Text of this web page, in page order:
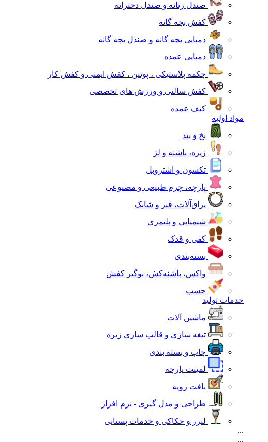
صندل زنانه و صندل دخترانه
کفش بچه گانه
دمپایی بچه گانه و صندل بچه گانه
دمپایی عمده
چکمه پلاستیکی ، پوتین ، کفش ایمنی و کفش کار
کفش سالنی و ورزش های تخصصی
کیف عمده
مواد اولیه
نخ و بند
زیره، پاشنه و لژ
تکسون و اشتروبل
پارچه، چرم طبیعی و مصنوعی
یراق‌آلات، فنر و شانک
شیمیایی و پلیمری
کفی و قدک
بسته‌بندی
واکس، پاشنه‌کش، بوگیر کفش
چسب
خدمات تولید
ماشین آلات
تیغه سازی و قالب سازی زیره
چاپ و بسته بندی
لمینت پارچه
بافت رویه
طراحی و مدل گیری - نرم افزار
لیزر و حکاکی و خدمات پستایی
...
...